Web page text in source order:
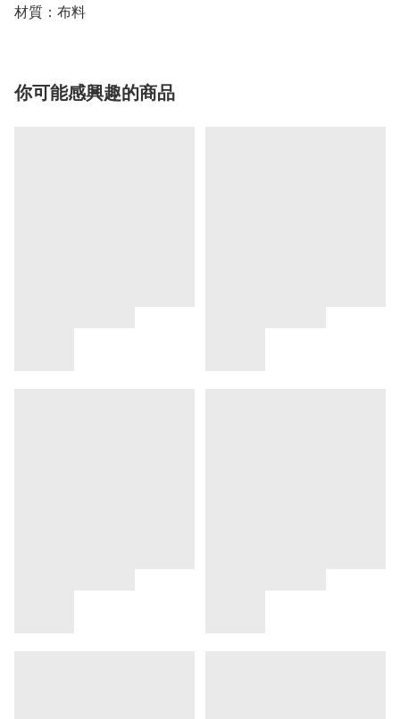
材質：布料
你可能感興趣的商品